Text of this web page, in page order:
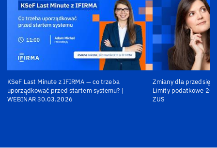
KSeF Last Minute z IFIRMA — co trzeba
uporządkować przed startem systemu? |
WEBINAR 30.03.2026
Zmiany dla
Limity podatkowe
ZUS